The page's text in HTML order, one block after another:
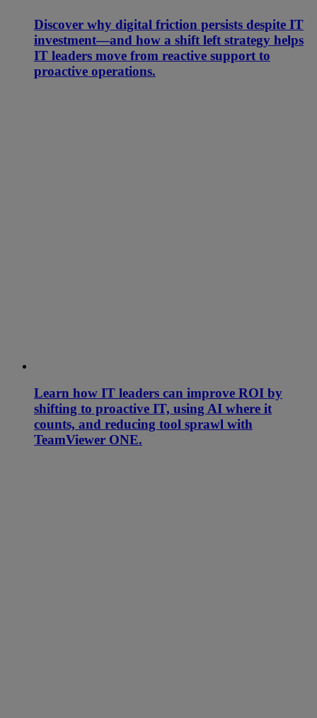
Discover why digital friction persists despite IT
investment—and how a shift left strategy helps
IT leaders move from reactive support to
proactive operations.
Learn how IT leaders can improve ROI by
shifting to proactive IT, using AI where it
counts, and reducing tool sprawl with
TeamViewer ONE.